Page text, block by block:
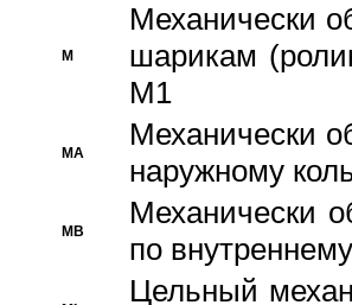
M
Механически
шарикам
M1
MA
Механически
наружному
MB
Механически
по
Цельный